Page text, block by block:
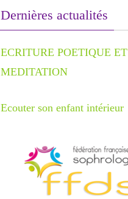
Dernières actualités
ECRITURE POETIQUE ET
MEDITATION
Ecouter son enfant intérieur